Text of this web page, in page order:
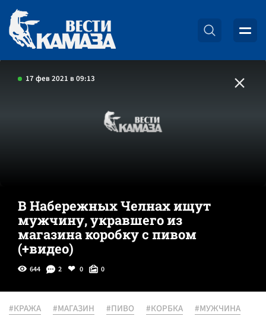
17 фев 2021 в 09:13
В Набережных Челнах ищут
мужчину, укравшего из
магазина коробку с пивом
(+видео)
644 2 0 0
#КРАЖА #МАГАЗИН #ПИВО #КОРБКА
#МУЖЧИНА